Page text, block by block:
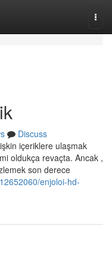
Discuss
içeriklere ulaşmak
oldukça revaçta. Ancak ,
son derece
enjoloi-hd-